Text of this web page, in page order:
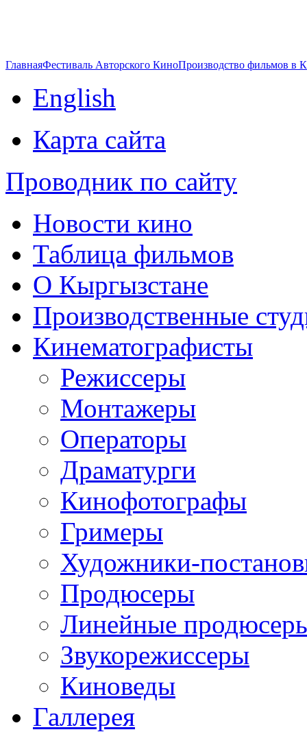
ГлавнаяФестиваль Авторского КиноПроизводство фильмов в
English
Карта сайта
Проводник по сайту
Новости кино
Таблица фильмов
О Кыргызстане
Производственные
Кинематографисты
Режиссеры
Монтажеры
Операторы
Драматурги
Кинофотографы
Гримеры
Художники-
Продюсеры
Линейные
Звукорежиссеры
Киноведы
Галлерея